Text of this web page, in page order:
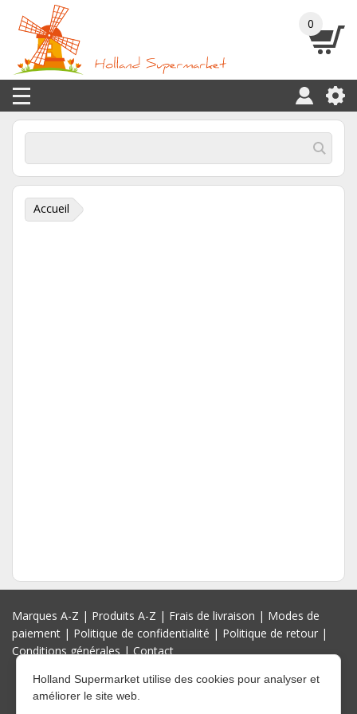
0
Accueil
Marques A-Z | Produits A-Z | Frais de livraison | Modes de
paiement | Politique de confidentialité | Politique de retour |
Conditions générales|Contact
Holland Supermarket utilise des cookies pour analyser et
améliorer le site web.